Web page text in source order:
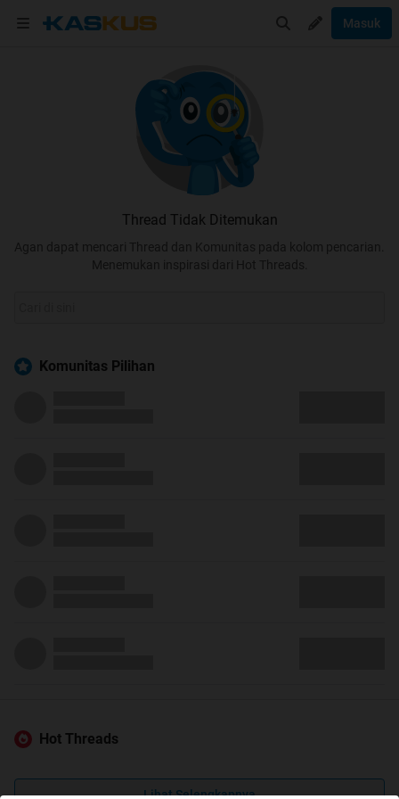
Masuk
Thread Tidak Ditemukan
Agan dapat mencari Thread dan Komunitas pada kolom pencarian.
Menemukan inspirasi dari Hot Threads.
Komunitas Pilihan
Hot Threads
Lihat Selengkapnya